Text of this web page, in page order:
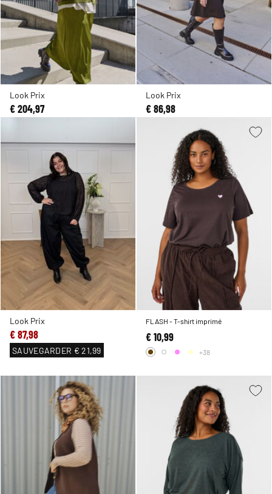
Look Prix
€ 204,97
Look Prix
€ 86,98
Look Prix
€ 87,98
SAUVEGARDER € 21,99
FLASH - T-shirt imprimé
€ 10,99
+38